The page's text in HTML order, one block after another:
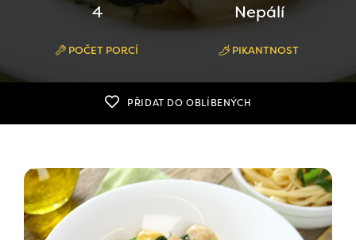
4
POČET PORCÍ
Nepálí
PIKANTNOST
PŘIDAT DO OBLÍBENÝCH